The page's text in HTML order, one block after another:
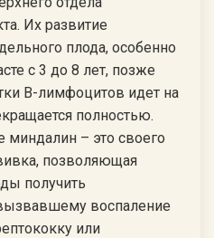
Их развитие
плода, особенно
с 3 до 8 лет, позже
В-лимфоцитов идет на
полностью.
миндалин – это своего
позволяющая
получить
воспаление
или